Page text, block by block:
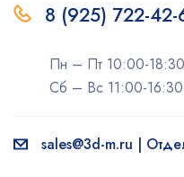
8 (925) 722-42-
Пн – Пт 10:00-18:30
Сб – Вс 11:00-16:30
sales@3d-m.ru |